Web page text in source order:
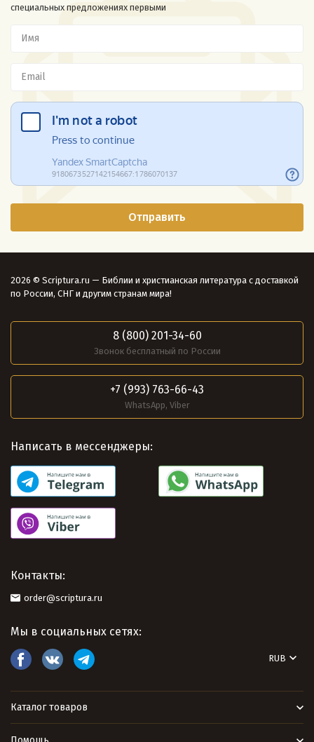
специальных предложениях первыми
2026 © Scriptura.ru — Библии и христианская литература с доставкой
по России, СНГ и другим странам мира!
8 (800) 201-34-60
Звонок бесплатный по России
+7 (993) 763-66-43
WhatsApp, Viber
Написать в мессенджеры:
Контакты:
order@scriptura.ru
Мы в социальных сетях:
RUB
Каталог товаров